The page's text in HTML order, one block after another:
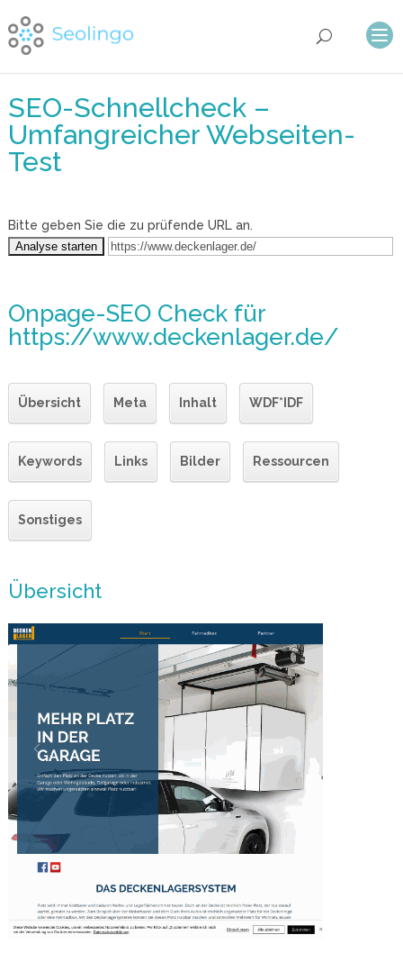
SEO-Schnellcheck –
Umfangreicher Webseiten-
Test
Bitte geben Sie die zu prüfende URL an.
Onpage-SEO Checkfür
https://www.deckenlager.de/
Übersicht Meta Inhalt WDF*IDF
Keywords Links Bilder Ressourcen
Sonstiges
Übersicht